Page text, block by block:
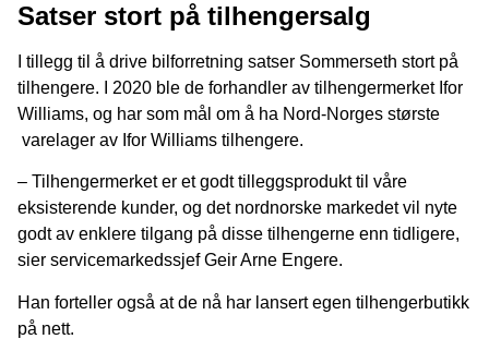
Satser stort på tilhengersalg
I tillegg til å drive bilforretning satser Sommerseth stort på
tilhengere. I 2020 ble de forhandler av tilhengermerket Ifor
Williams, og har som mål om å ha Nord-Norges største
varelager av Ifor Williams tilhengere.
– Tilhengermerket er et godt tilleggsprodukt til våre
eksisterende kunder, og det nordnorske markedet vil nyte
godt av enklere tilgang på disse tilhengerne enn tidligere,
sier servicemarkedssjef Geir Arne Engere.
Han forteller også at de nå har lansert egen tilhengerbutikk
på nett.